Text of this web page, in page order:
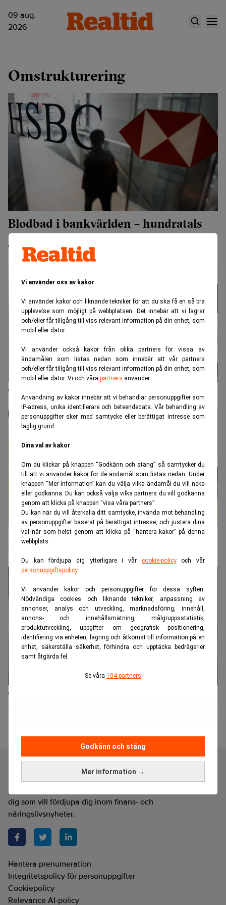
Vi använder oss av kakor
Vi använder kakor och liknande tekniker för att du ska få en så bra
upplevelse som möjligt på webbplatsen. Det innebär att vi lagrar
och/eller får tillgång till viss relevant information på din enhet, som
mobil eller dator.
Vi använder också kakor från olika partners för vissa av
ändamålen som listas nedan som innebär att vår partners
och/eller får tillgång till viss relevant information på din enhet, som
mobil eller dator. Vi och våra partners använder.
Användning av kakor innebär att vi behandlar personuppgifter som
IP-adress, unika identifierare och beteendedata. Vår behandling av
personuppgifter sker med samtycke eller berättigat intresse som
laglig grund.
Dina val av kakor
Om du klickar på knappen “Godkänn och stäng” så samtycker du
till att vi använder kakor för de ändamål som listas nedan. Under
knappen “Mer information” kan du välja vilka ändamål du vill neka
eller godkänna. Du kan också välja vilka partners du vill godkänna
genom att klicka på knappen “visa våra partners”.
Du kan när du vill återkalla ditt samtycke, invända mot behandling
av personuppgifter baserat på berättigat intresse, och justera dina
val när som helst genom att klicka på “hantera kakor” på denna
webbplats.
Du kan fördjupa dig ytterligare i vår cookie-policyoch vår
personuppgiftspolicy.
Vi använder kakor och personuppgifter för dessa syften:
Nödvändiga cookies och liknande tekniker, anpassning av
annonser, analys och utveckling, marknadsföring, innehåll,
annons- och innehållsmätning, målgruppsstatistik,
produktutveckling, uppgifter om geografisk positionering,
identifiering via enheten, lagring och åtkomst till information på en
enhet, säkerställa säkerhet, förhindra och upptäcka bedrägerier
samt åtgärda fel.
Se våra 104 partners
Mer information →
Godkänn och stäng
09 aug.
2026
Omstrukturering
Blodbad i bankvärlden – hundratals
jobb försvinner
Telia har sparkat klart – sparar miljardbelopp
Företagens nya strategi – effektivitet eller
utmattning?
Tiktok sparkar personal
Realtid är en oberoende och kostnadsfri nyhetskanal för
dig som vill fördjupa dig inom finans- och
näringslivsnyheter.
Hantera prenumeration
Integritetspolicy för personuppgifter
Cookiepolicy
Relevance AI-policy